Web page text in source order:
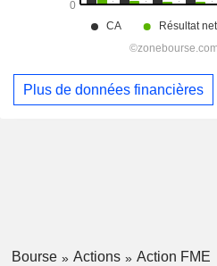
Plus de données financières
Bourse Actions
Action FME